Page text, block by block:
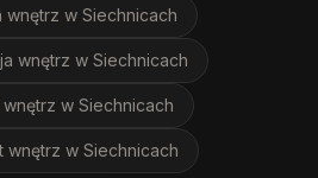
wnętrz w Siechnicach
wnętrz w Siechnicach
w Siechnicach
wnętrz w Siechnicach